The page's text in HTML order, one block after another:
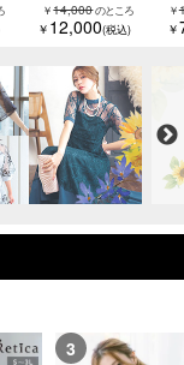
14,000
12,000